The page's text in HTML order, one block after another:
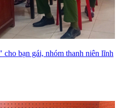
bạn gái, nhóm thanh niên lĩnh